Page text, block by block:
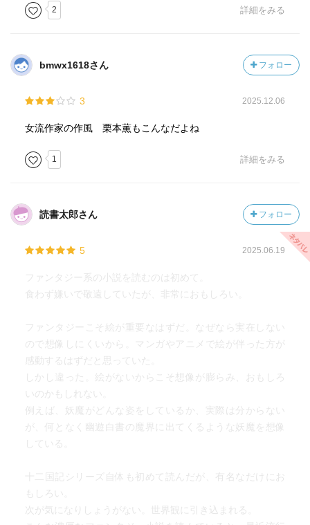
2 詳細をみる
bmwx1618さん フォロー
3 2025.12.06
女流作家の作風 栗本薫もこんなだよね
1 詳細をみる
読書太郎さん フォロー
5 2025.06.19
ファンタジー系の小説を読むのは初めて。
食わず嫌いで敬遠していたが、非常におもしろい。
ファンタジーこそ絵が重要なはずだ。なぜなら実在しない
ので想像しにくいから。マンガやアニメで絵が伴った方が
感動するはずだと思っていた。
しかし違った。絵がないからこそ想像が膨らみ、おもしろ
いのかもしれない。
例えば、妖魔がどんな姿をしているか、実際は分からない
が、何となく幽遊白書の魔界に出てくるような妖魔を想像
している。
十二国記シリーズ自体も初めて読んだが、有名なだけにお
もしろい。
次が気になりしょうがない。世界観に引き込まれる。